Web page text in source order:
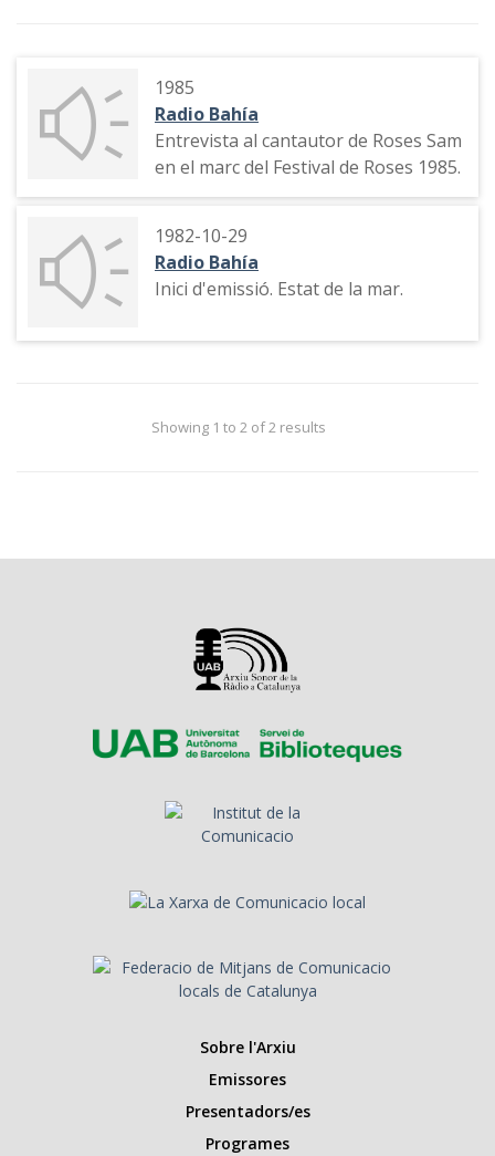
1985
Radio Bahía
Entrevista al cantautor de Roses Sam
en el marc del Festival de Roses 1985.
1982-10-29
Radio Bahía
Inici d'emissió. Estat de la mar.
Showing 1 to 2 of 2 results
Sobre l'Arxiu
Emissores
Presentadors/es
Programes